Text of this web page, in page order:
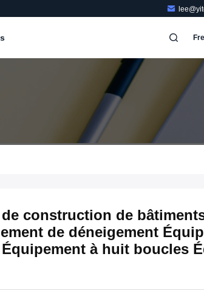
construction de
de déneigement
à huit boucles